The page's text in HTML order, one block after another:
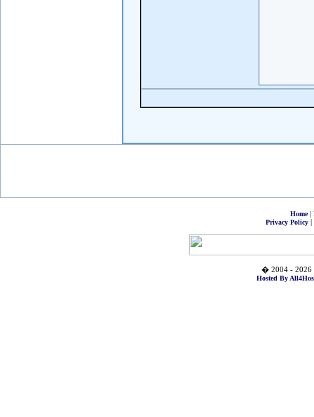
Home|
Privacy Policy|
� 2004 - 2026
Hosted By